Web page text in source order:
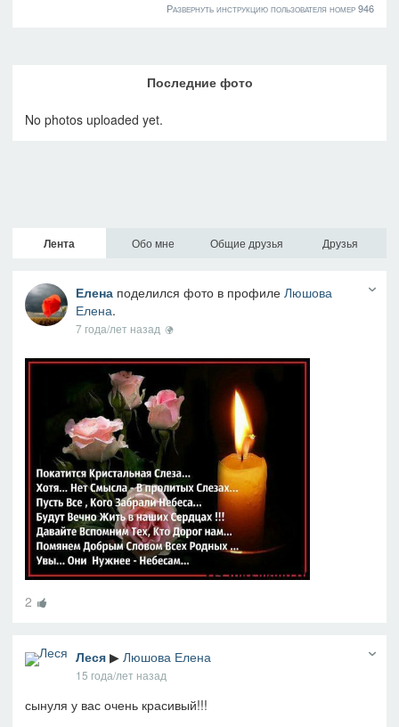
Развернуть инструкцию пользователя номер 946
Последние фото
No photos uploaded yet.
Лента Обо мне Общие друзья Друзья
Еленаподелился фото в профиле Люшова
Елена.
7 года/лет назад
2
Леся ▶ Люшова Елена
15 года/лет назад
сынуля у вас очень красивый!!!